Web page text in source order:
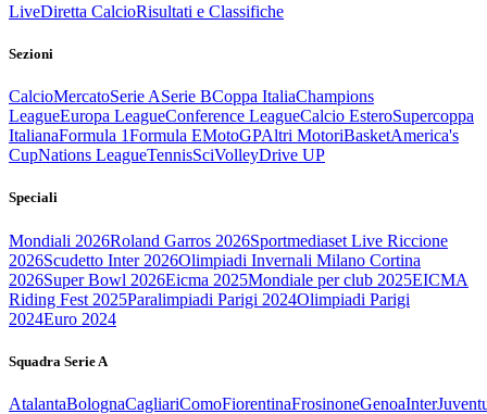
LiveDiretta CalcioRisultati e Classifiche
Sezioni
CalcioMercatoSerie ASerie BCoppa ItaliaChampions
LeagueEuropa LeagueConference LeagueCalcio EsteroSupercoppa
ItalianaFormula 1Formula EMotoGPAltri MotoriBasketAmerica's
CupNations LeagueTennisSciVolleyDrive UP
Speciali
Mondiali 2026Roland Garros 2026Sportmediaset Live Riccione
2026Scudetto Inter 2026Olimpiadi Invernali Milano Cortina
2026Super Bowl 2026Eicma 2025Mondiale per club 2025EICMA
Riding Fest 2025Paralimpiadi Parigi 2024Olimpiadi Parigi
2024Euro 2024
Squadra Serie A
AtalantaBolognaCagliariComoFiorentinaFrosinoneGenoaInter